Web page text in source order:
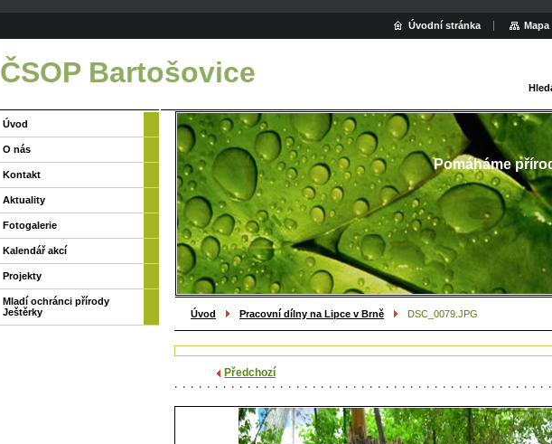
ČSOP Bartošovice
Pomáháme
Úvod Pracovní dílny na Lipce v Brně DSC_0079.JPG
Předchozí
Úvod
O nás
Kontakt
Aktuality
Fotogalerie
Kalendář akcí
Projekty
Mladí ochránci přírody
Ještěrky
Úvodní stránka